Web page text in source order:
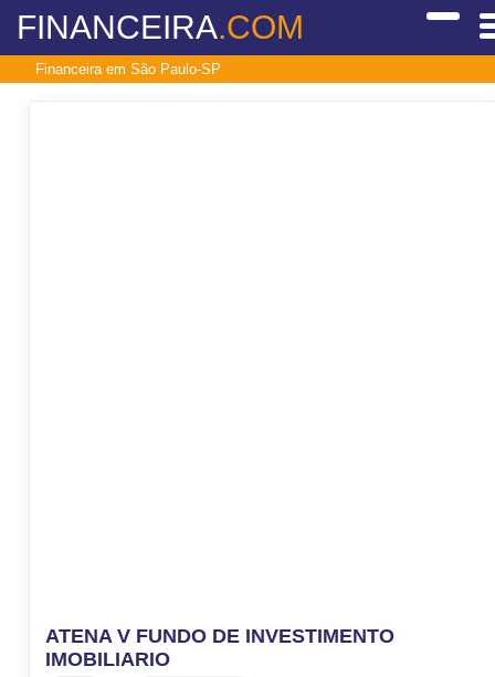
FINANCEIRA.COM
Financeira em São Paulo-SP
ATENA V FUNDO DE INVESTIMENTO
IMOBILIARIO